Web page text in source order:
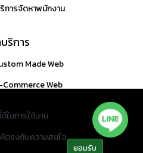
ในการใช้งาน
ตรงกับความสนใจ
ยอมรับ
การจัดหาพนักงาน
ริการ
Made Web
Commerce Web
มเป็นส่วนตัว